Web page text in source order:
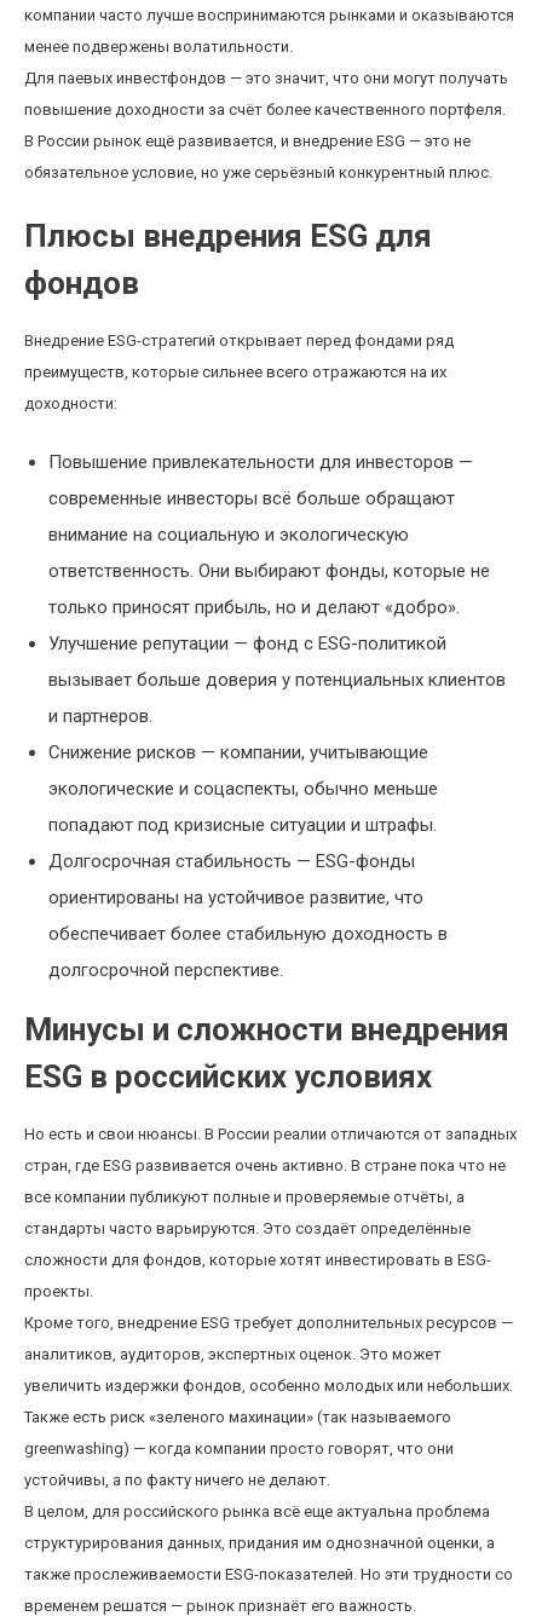
компании часто лучше воспринимаются рынками и оказываются
менее подвержены волатильности.
Для паевых инвестфондов — это значит, что они могут получать
повышение доходности за счёт более качественного портфеля.
В России рынок ещё развивается, и внедрение ESG — это не
обязательное условие, но уже серьёзный конкурентный плюс.
Плюсы внедрения ESG для
фондов
Внедрение ESG-стратегий открывает перед фондами ряд
преимуществ, которые сильнее всего отражаются на их
доходности:
Повышение привлекательности для инвесторов —
современные инвесторы всё больше обращают
внимание на социальную и экологическую
ответственность. Они выбирают фонды, которые не
только приносят прибыль, но и делают «добро».
Улучшение репутации — фонд с ESG-политикой
вызывает больше доверия у потенциальных клиентов
и партнеров.
Снижение рисков — компании, учитывающие
экологические и соцаспекты, обычно меньше
попадают под кризисные ситуации и штрафы.
Долгосрочная стабильность — ESG-фонды
ориентированы на устойчивое развитие, что
обеспечивает более стабильную доходность в
долгосрочной перспективе.
Минусы и сложности внедрения
ESG в российских условиях
Но есть и свои нюансы. В России реалии отличаются от западных
стран, где ESG развивается очень активно. В стране пока что не
все компании публикуют полные и проверяемые отчёты, а
стандарты часто варьируются. Это создаёт определённые
сложности для фондов, которые хотят инвестировать в ESG-
проекты.
Кроме того, внедрение ESG требует дополнительных ресурсов —
аналитиков, аудиторов, экспертных оценок. Это может
увеличить издержки фондов, особенно молодых или небольших.
Также есть риск «зеленого махинации» (так называемого
greenwashing) — когда компании просто говорят, что они
устойчивы, а по факту ничего не делают.
В целом, для российского рынка всё еще актуальна проблема
структурирования данных, придания им однозначной оценки, а
также прослеживаемости ESG-показателей. Но эти трудности со
временем решатся — рынок признаёт его важность.